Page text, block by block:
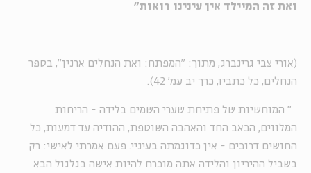
ואת זה המיילד אין עינינו רואות"
(אורי צבי גרינברג, מתוך: "המפתח: ואת הנחלים ארנין", בספר
הנחלים, כל כתביו, כרך יב עמ' 42).
" המוחשיות של פתיחת שערי השמים בלידה - הריחות
המלווים, הכאב החד והאהבה השוטפת, ההודיה עד דמעות, כל
החושים דרוכים - אין כדוגמתה בעיניי. פעם אמרתי לאישי: רק
בשביל ההיריון והלידה אתה מוכרח להיות אישה בגלגול הבא